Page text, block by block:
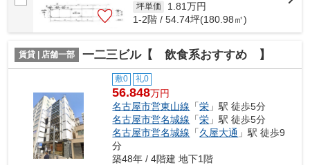
坪単価 1.81万円
1-2階 / 54.74坪(180.98㎡)
賃貸 | 店舗一部 一二三ビル【 飲食系おすすめ 】
敷0 礼0
56.848万円
名古屋市営東山線 「栄 」駅 徒歩5分
名古屋市営名城線 「栄 」駅 徒歩5分
名古屋市営名城線 「久屋大通 」駅 徒歩9
分
築48年 / 4階建 地下1階